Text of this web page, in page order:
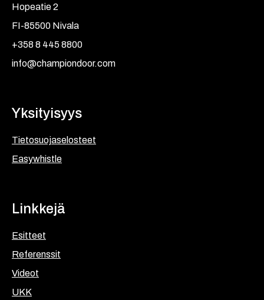
Hopeatie 2
FI-85500 Nivala
+358 8 445 8800
info@championdoor.com
Yksityisyys
Tietosuojaselosteet
Easywhistle
Linkkejä
Esitteet
Referenssit
Videot
UKK